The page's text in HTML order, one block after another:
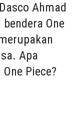
Ahmad
One
Apa
Piece?